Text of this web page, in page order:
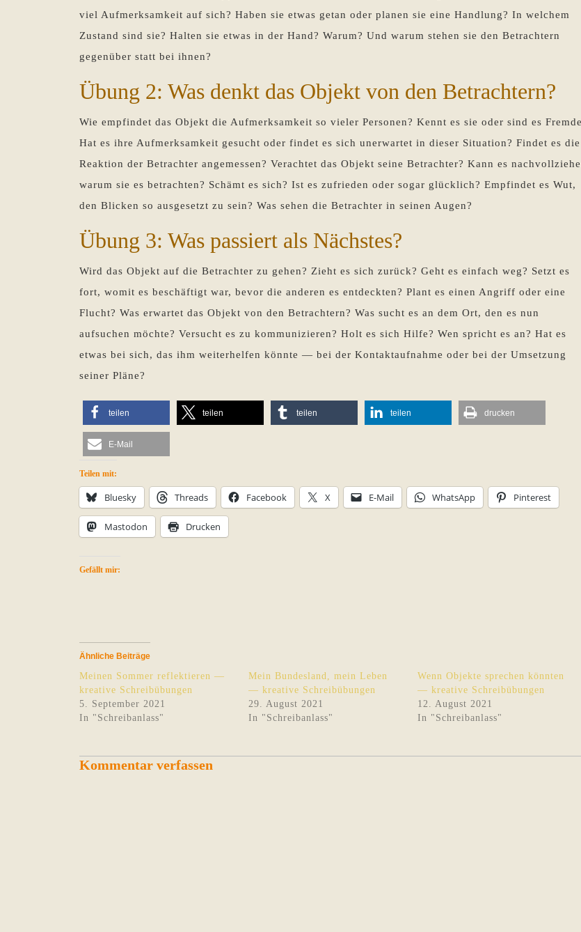
viel Aufmerksamkeit auf sich? Haben sie etwas getan oder planen sie eine Handlung? In welchem
Zustand sind sie? Halten sie etwas in der Hand? Warum? Und warum stehen sie den Betrachtern
gegenüber statt bei ihnen?
Übung 2: Was denkt das Objekt von den Betrachtern?
Wie empfindet das Objekt die Aufmerksamkeit so vieler Personen? Kennt es sie oder sind es
Hat es ihre Aufmerksamkeit gesucht oder findet es sich unerwartet in dieser Situation? Findet es die
Reaktion der Betrachter angemessen? Verachtet das Objekt seine Betrachter? Kann es
warum sie es betrachten? Schämt es sich? Ist es zufrieden oder sogar glücklich? Empfindet es Wut,
den Blicken so ausgesetzt zu sein? Was sehen die Betrachter in seinen Augen?
Übung 3: Was passiert als Nächstes?
Wird das Objekt auf die Betrachter zu gehen? Zieht es sich zurück? Geht es einfach weg? Setzt es
fort, womit es beschäftigt war, bevor die anderen es entdeckten? Plant es einen Angriff oder eine
Flucht? Was erwartet das Objekt von den Betrachtern? Was sucht es an dem Ort, den es nun
aufsuchen möchte? Versucht es zu kommunizieren? Holt es sich Hilfe? Wen spricht es an? Hat es
etwas bei sich, das ihm weiterhelfen könnte — bei der Kontaktaufnahme oder bei der Umsetzung
seiner Pläne?
teilen teilen teilen teilen drucken
E-Mail
Teilen mit:
Bluesky Threads Facebook X E-Mail WhatsApp Pinterest
Mastodon Drucken
Gefällt mir:
Ähnliche Beiträge
Meinen Sommer reflektieren —
kreative Schreibübungen
5. September 2021
In "Schreibanlass"
Mein Bundesland, mein Leben
— kreative Schreibübungen
29. August 2021
In "Schreibanlass"
Wenn Objekte sprechen könnten
— kreative Schreibübungen
12. August 2021
In "Schreibanlass"
Kommentar verfassen